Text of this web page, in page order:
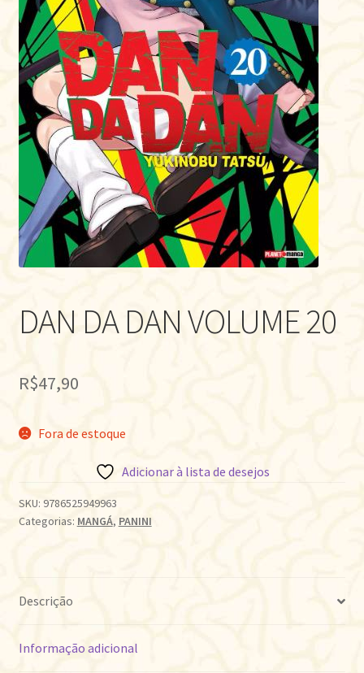
DAN DA DAN VOLUME 20
R$47,90
Fora de estoque
Adicionar à lista de desejos
SKU: 9786525949963
Categorias: MANGÁ, PANINI
Descrição
Informação adicional